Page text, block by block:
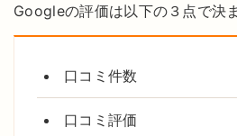
Googleの評価は以下の３点で決ま
口コミ件数
口コミ評価